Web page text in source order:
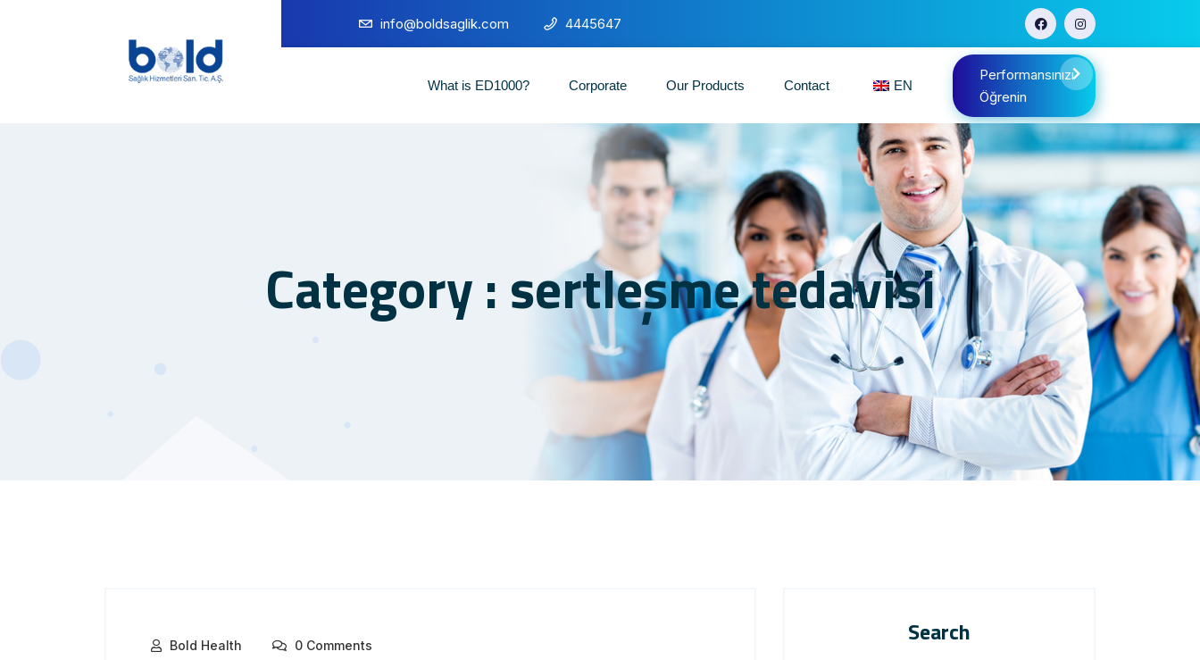
info@boldsaglik.com 4445647
What is ED1000? Corporate Our Products Contact EN
Performansınızı
Öğrenin
Category : sertleşme tedavisi
Bold Health 0 Comments Search